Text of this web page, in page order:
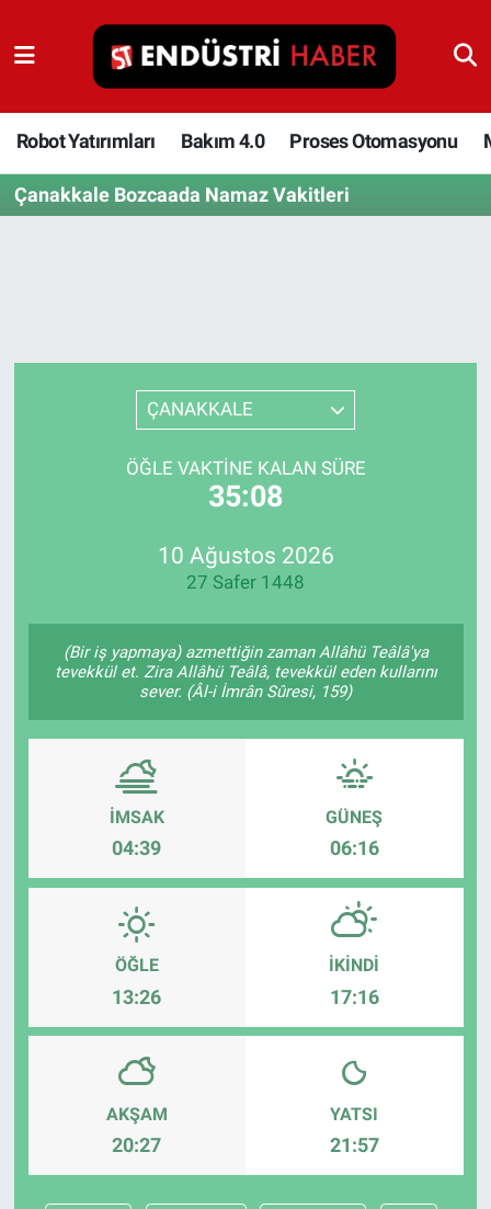
Robot Yatırımları Bakım 4.0 Proses Otomasyonu
Çanakkale Bozcaada Namaz Vakitleri
ÇANAKKALE
ÖĞLE VAKTINE KALAN SÜRE
35:08
10 Ağustos 2026
27 Safer 1448
(Bir iş yapmaya) azmettiğin zaman Allâhü Teâlâ'ya
tevekkül et. Zira Allâhü Teâlâ, tevekkül eden kullarını
sever. (Âl-i İmrân Sûresi, 159)
İMSAK
04:39
GÜNEŞ
06:16
ÖĞLE
13:26
İKINDI
17:16
AKŞAM
20:27
YATSI
21:57
Robot Yatırımları
Bakım 4.0
Proses Otomasyonu
Depolama Çözümleri
İnşaat ve Malzeme
HaberOrtak
Enerjisini Üreten Fabrikalar
Endüstri 4.0 Uygulamaları
Ağır Sanayi Çözümleri